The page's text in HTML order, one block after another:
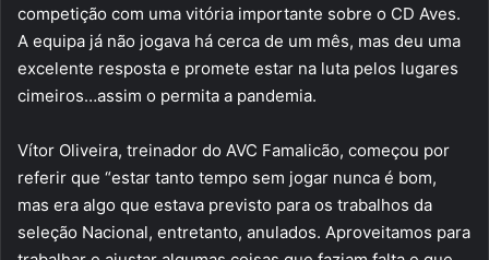
competição com uma vitória importante sobre o CD Aves.
A equipa já não jogava há cerca de um mês, mas deu uma
excelente resposta e promete estar na luta pelos lugares
cimeiros…assim o permita a pandemia.
Vítor Oliveira, treinador do AVC Famalicão, começou por
referir que “estar tanto tempo sem jogar nunca é bom,
mas era algo que estava previsto para os trabalhos da
seleção Nacional, entretanto, anulados. Aproveitamos para